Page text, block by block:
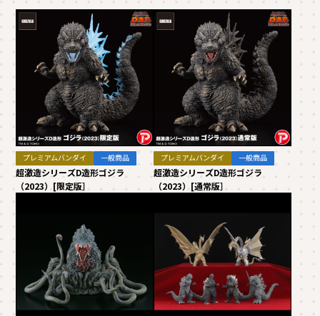
プレミアムバンダイ 一般商品
超激造シリーズD造形ゴジラ
（2023）[限定版］
プレミアムバンダイ 一般商品
超激造シリーズD造形ゴジラ
（2023）[通常版］